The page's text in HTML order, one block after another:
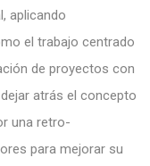
aplicando
el trabajo centrado
de proyectos con
atrás el concepto
una retro-
para mejorar su